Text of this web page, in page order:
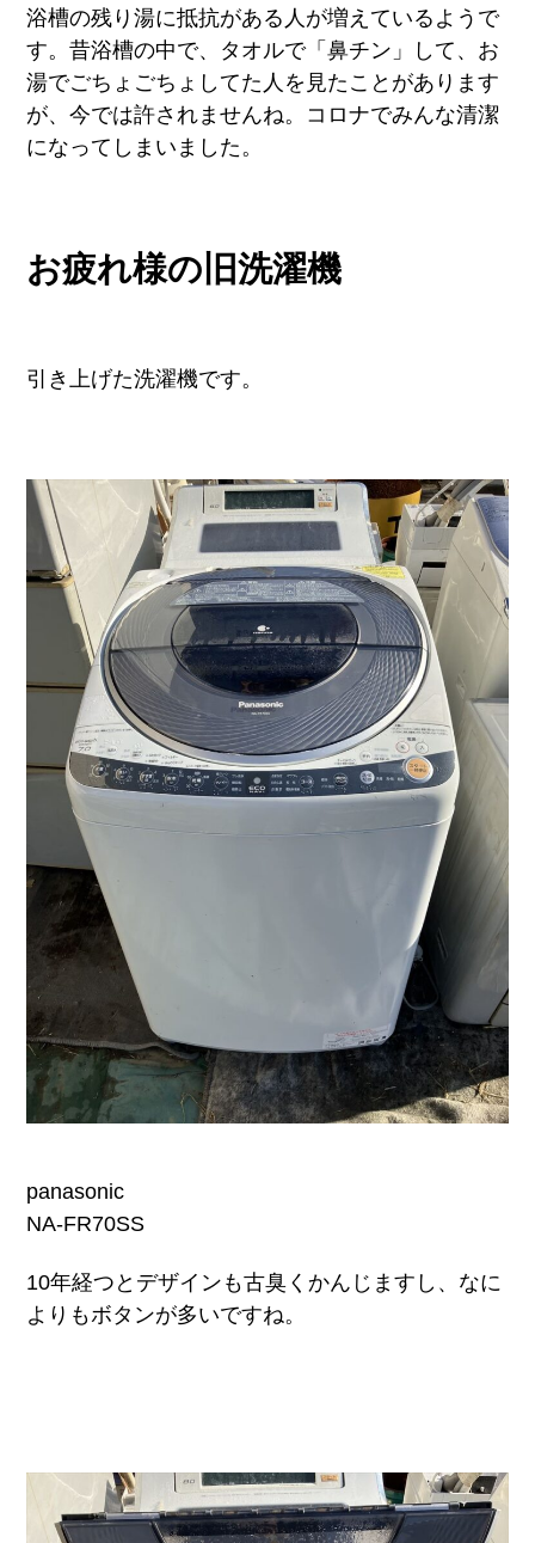
浴槽の残り湯に抵抗がある人が増えているようで
す。昔浴槽の中で、タオルで「鼻チン」して、お
湯でごちょごちょしてた人を見たことがあります
が、今では許されませんね。コロナでみんな清潔
になってしまいました。
お疲れ様の旧洗濯機
引き上げた洗濯機です。
panasonic
NA-FR70SS
10年経つとデザインも古臭くかんじますし、なに
よりもボタンが多いですね。